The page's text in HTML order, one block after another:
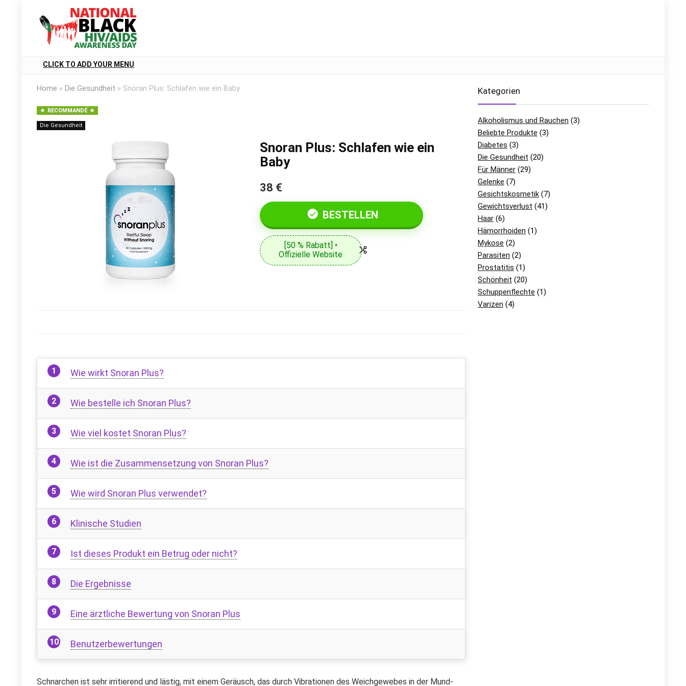
CLICK TO ADD YOUR MENU
Home » Die Gesundheit » Snoran Plus: Schlafen wie ein Baby
RECOMMANDÉ
Die Gesundheit
Snoran Plus: Schlafen wie ein
Baby
38 €
BESTELLEN
[50 % Rabatt] •
Offizielle Website
Wie wirkt Snoran Plus?
Wie bestelle ich Snoran Plus?
Wie viel kostet Snoran Plus?
Wie ist die Zusammensetzung von Snoran Plus?
Wie wird Snoran Plus verwendet?
Klinische Studien
Ist dieses Produkt ein Betrug oder nicht?
Die Ergebnisse
Eine ärztliche Bewertung von Snoran Plus
Benutzerbewertungen
Schnarchen ist sehr irritierend und lästig, mit einem Geräusch, das durch Vibrationen des Weichgewebes in der Mund-
Kategorien
Alkoholismus und Rauchen (3)
Beliebte Produkte (3)
Diabetes (3)
Die Gesundheit (20)
Für Männer (29)
Gelenke (7)
Gesichtskosmetik (7)
Gewichtsverlust (41)
Haar (6)
Hämorrhoiden (1)
Mykose (2)
Parasiten (2)
Prostatitis (1)
Schönheit (20)
Schuppenflechte (1)
Varizen (4)